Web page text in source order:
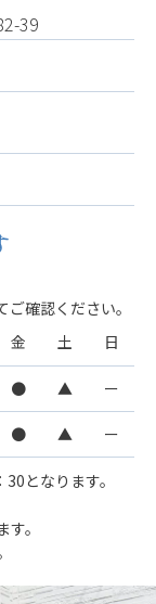
39
確認ください。
金 土 日
● ▲ ー
● ▲ ー
となります。
。